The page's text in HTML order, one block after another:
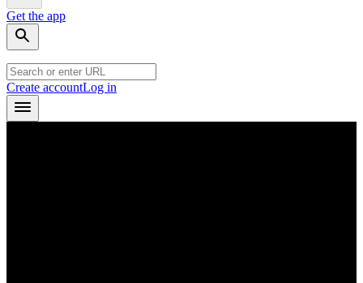
Get the app
Create accountLog in